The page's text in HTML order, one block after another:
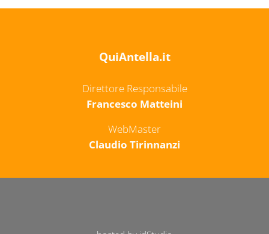
QuiAntella.it
Direttore Responsabile
Francesco Matteini
WebMaster
Claudio Tirinnanzi